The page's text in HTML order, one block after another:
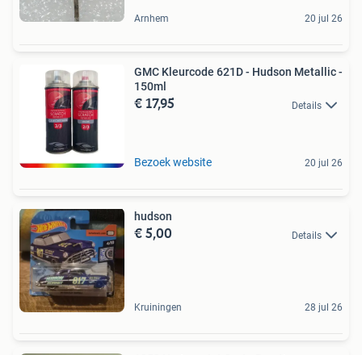
Arnhem 20 jul 26
GMC Kleurcode 621D - Hudson Metallic -
150ml
€ 17,95 Details
Bezoek website 20 jul 26
hudson
€ 5,00 Details
Kruiningen 28 jul 26